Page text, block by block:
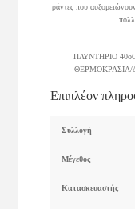
ράντες που
ΠΛΥΝΤΗΡΙΟ
ΘΕΡΜΟΚΡΑΣΙΑ/
Επιπλέον
Συλλογή
Μέγεθος
Κατασκευαστής